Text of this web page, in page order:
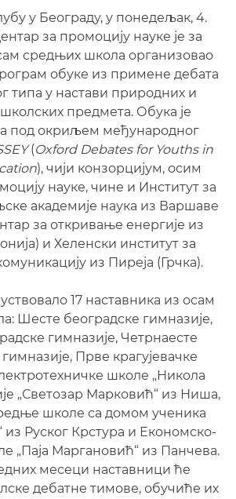
у Београду, у понедељак, 4.
за промоцију науке je за
средњих школа организовао
обуке из примене дебата
типа у настави природних и
предмета. Обука је
под окриљем међународног
(Oxford Debates for Youths in
), чији конзорцијум, осим
науке, чине и Институт за
академије наука из Варшаве
за откривање енергије из
и Хеленски институт за
из Пиреја (Грчка).
17 наставника из осам
Шесте београдске гимназије,
гимназије, Четрнаесте
Прве крагујевачке
школе „Никола
„Светозар Марковић“ из Ниша,
школе са домом ученика
из Руског Крстура и Економско-
„Паја Маргановић“ из Панчева.
месеци наставници ће
дебатне тимове, обучиће их